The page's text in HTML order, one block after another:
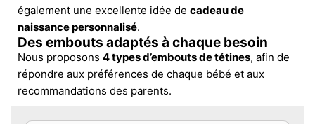
également une excellente idée de cadeau de
naissance personnalisé.
Des embouts adaptés à chaque besoin
Nous proposons 4 types d’embouts de tétines, afin de
répondre aux préférences de chaque bébé et aux
recommandations des parents.